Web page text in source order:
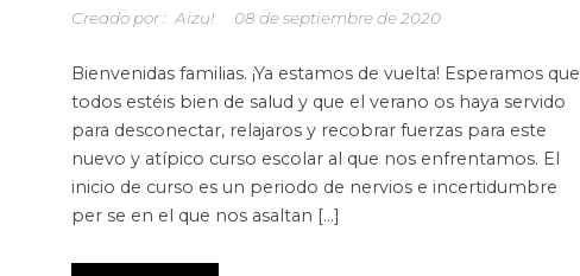
Creado por : Aizu! 08 de septiembre de 2020
Bienvenidas familias. ¡Ya estamos de vuelta! Esperamos que
todos estéis bien de salud y que el verano os haya servido
para desconectar, relajaros y recobrar fuerzas para este
nuevo y atípico curso escolar al que nos enfrentamos. El
inicio de curso es un periodo de nervios e incertidumbre
per se en el que nos asaltan […]